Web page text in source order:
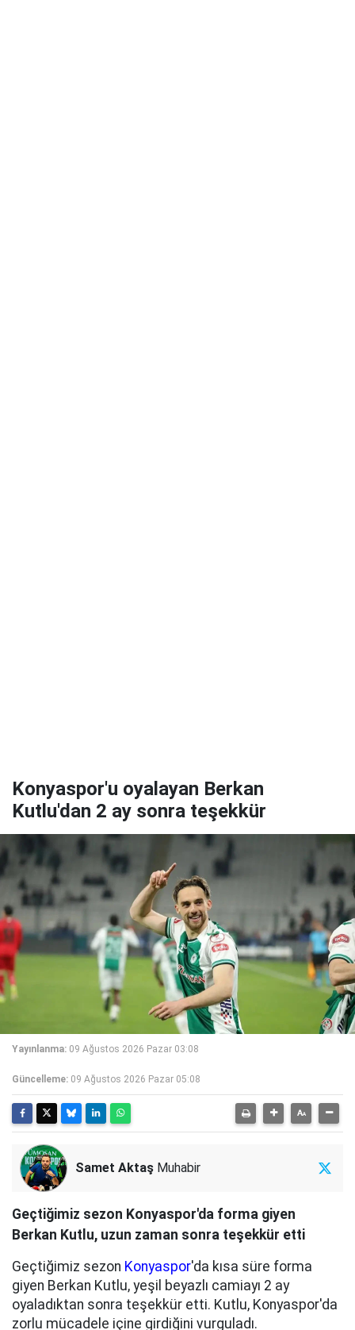
Konyaspor'u oyalayan Berkan
Kutlu'dan 2 ay sonra teşekkür
Yayınlanma: 09 Ağustos 2026 Pazar 03:08
Güncelleme: 09 Ağustos 2026 Pazar 05:08
Samet Aktaş Muhabir
Geçtiğimiz sezon Konyaspor'da forma giyen
Berkan Kutlu, uzun zaman sonra teşekkür etti
Geçtiğimiz sezon Konyaspor'da kısa süre forma
giyen Berkan Kutlu, yeşil beyazlı camiayı 2 ay
oyaladıktan sonra teşekkür etti. Kutlu, Konyaspor'da
zorlu mücadele içine girdiğini vurguladı.